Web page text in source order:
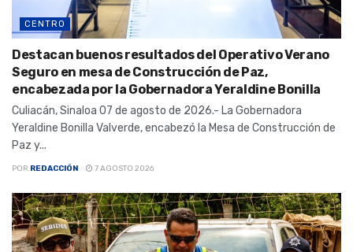
CENTRO
Destacan buenos resultados del Operativo Verano
Seguro en mesa de Construcción de Paz,
encabezada por la Gobernadora Yeraldine Bonilla
Culiacán, Sinaloa 07 de agosto de 2026.- La Gobernadora
Yeraldine Bonilla Valverde, encabezó la Mesa de Construcción de
Paz y...
POR REDACCIÓN 7 AGOSTO 2026